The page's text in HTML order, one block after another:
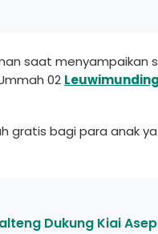
saat
02 Leuwimunding
gratis bagi para anak
Dukung Kiai